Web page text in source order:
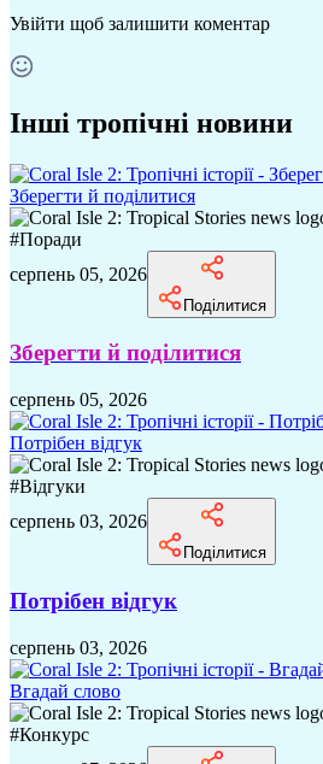
Увійти щоб залишити коментар
Інші тропічні новини
Зберегти й поділитися
#Поради
серпень 05, 2026
Поділитися
Зберегти й поділитися
серпень 05, 2026
Потрібен відгук
#Відгуки
серпень 03, 2026
Поділитися
Потрібен відгук
серпень 03, 2026
Вгадай слово
#Конкурс